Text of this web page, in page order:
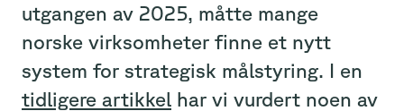
utgangen av 2025, måtte mange
norske virksomheter finne et nytt
system for strategisk målstyring. I en
tidligere artikkel har vi vurdert noen av